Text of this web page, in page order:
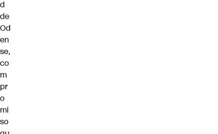
d
de
Od
en
se,
co
m
pr
o
mi
so